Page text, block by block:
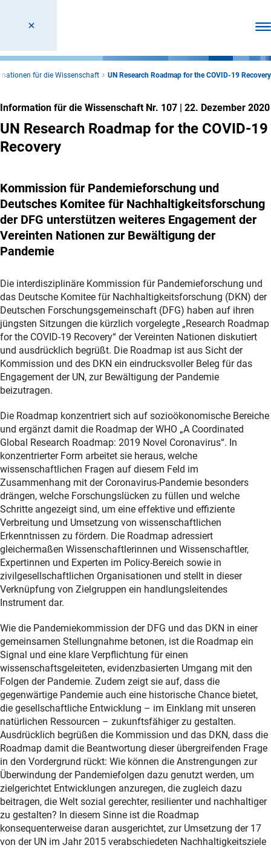
für die Wissenschaft UN Research Roadmap for the COVID-19 Recovery
Information für die Wissenschaft Nr. 107 | 22. Dezember 2020
UN Research Roadmap for the COVID-19
Recovery
Kommission für Pandemieforschung und
Deutsches Komitee für Nachhaltigkeitsforschung
der DFG unterstützen weiteres Engagement der
Vereinten Nationen zur Bewältigung der
Pandemie
Die interdisziplinäre Kommission für Pandemieforschung und
das Deutsche Komitee für Nachhaltigkeitsforschung (DKN) der
Deutschen Forschungsgemeinschaft (DFG) haben auf ihren
jüngsten Sitzungen die kürzlich vorgelegte „Research Roadmap
for the COVID-19 Recovery“ der Vereinten Nationen diskutiert
und ausdrücklich begrüßt. Die Roadmap ist aus Sicht der
Kommission und des DKN ein eindrucksvoller Beleg für das
Engagement der UN, zur Bewältigung der Pandemie
beizutragen.
Die Roadmap konzentriert sich auf sozioökonomische Bereiche
und ergänzt damit die Roadmap der WHO „A Coordinated
Global Research Roadmap: 2019 Novel Coronavirus“. In
konzentrierter Form arbeitet sie heraus, welche
wissenschaftlichen Fragen auf diesem Feld im
Zusammenhang mit der Coronavirus-Pandemie besonders
drängen, welche Forschungslücken zu füllen und welche
Schritte angezeigt sind, um eine effektive und effiziente
Verbreitung und Umsetzung von wissenschaftlichen
Erkenntnissen zu fördern. Die Roadmap adressiert
gleichermaßen Wissenschaftlerinnen und Wissenschaftler,
Expertinnen und Experten im Policy-Bereich sowie in
zivilgesellschaftlichen Organisationen und stellt in dieser
Verknüpfung von Zielgruppen ein handlungsleitendes
Instrument dar.
Wie die Pandemiekommission der DFG und das DKN in einer
gemeinsamen Stellungnahme betonen, ist die Roadmap ein
Signal und eine klare Verpflichtung für einen
wissenschaftsgeleiteten, evidenzbasierten Umgang mit den
Folgen der Pandemie. Zudem zeigt sie auf, dass die
gegenwärtige Pandemie auch eine historische Chance bietet,
die gesellschaftliche Entwicklung – im Einklang mit unseren
natürlichen Ressourcen – zukunftsfähiger zu gestalten.
Ausdrücklich begrüßen die Kommission und das DKN, dass die
Roadmap damit die Beantwortung dieser übergreifenden Frage
in den Vordergrund rückt: Wie können die Anstrengungen zur
Überwindung der Pandemiefolgen dazu genutzt werden, um
zielgerichtet Entwicklungen anzuregen, die zugleich dazu
beitragen, die Welt sozial gerechter, resilienter und nachhaltiger
zu gestalten? In diesem Sinne ist die Roadmap
konsequenterweise daran ausgerichtet, zur Umsetzung der 17
von der UN im Jahr 2015 verabschiedeten Nachhaltigkeitsziele